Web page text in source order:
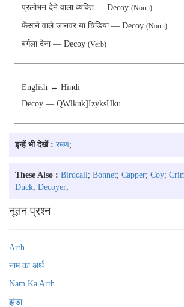
प्रलोभन देने वाला व्यक्ति — Decoy (Noun)
फँसाने वाले जानवर या चिडिया — Decoy (Noun)
बर्गला देना — Decoy (Verb)
English ↔ Hindi
Decoy — QWlkuk]izyksHku
इन्हें भी देखें : रमण;
These Also : Birdcall; Bonnet; Capper; Coy;
Duck; Decoyer;
नूतन प्रश्न
Arth
नाम का अर्थ
Nam Ka Arth
झंडा